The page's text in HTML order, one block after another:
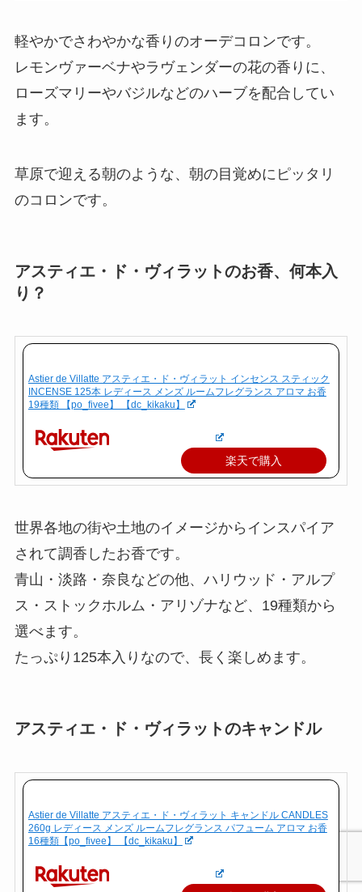
軽やかでさわやかな香りのオーデコロンです。
レモンヴァーベナやラヴェンダーの花の香りに、
ローズマリーやバジルなどのハーブを配合してい
ます。
草原で迎える朝のような、朝の目覚めにピッタリ
のコロンです。
アスティエ・ド・ヴィラットのお香、何本入
り？
Astier de Villatte アスティエ・ド・ヴィラット インセンス スティック
INCENSE 125本 レディース メンズ ルームフレグランス アロマ お香
19種類 【po_fivee】 【dc_kikaku】
楽天で購入
世界各地の街や土地のイメージからインスパイア
されて調香したお香です。
青山・淡路・奈良などの他、ハリウッド・アルプ
ス・ストックホルム・アリゾナなど、19種類から
選べます。
たっぷり125本入りなので、長く楽しめます。
アスティエ・ド・ヴィラットのキャンドル
Astier de Villatte アスティエ・ド・ヴィラット キャンドル CANDLES
260g レディース メンズ ルームフレグランス パフューム アロマ お香
16種類【po_fivee】 【dc_kikaku】